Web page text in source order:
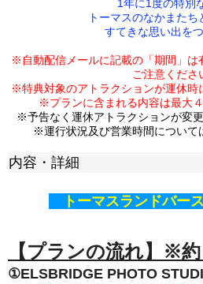
1年に1度の特別
トーマスのなかまたち
すてきな思い出を
※自動配信メールに記載の「期間」は
ご注意くださ
※特典対象のアトラクションが運休時
※プランに含まれる内容は最大
※予告なく運休アトラクションが変
※運行状況及び営業時間について
内容・詳細
トーマスランドバー
【プランの流れ】※
①ELSBRIDGE PHOTO